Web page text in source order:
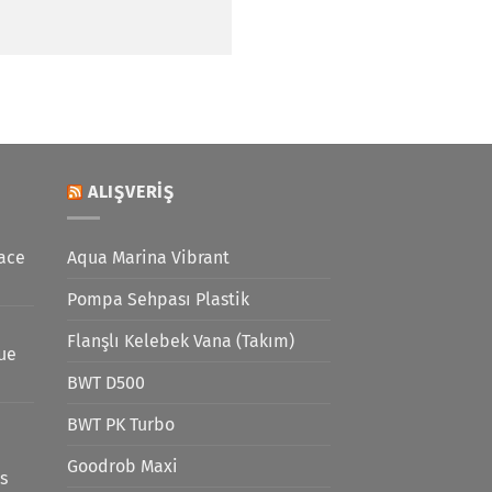
ALIŞVERIŞ
Aqua Marina Vibrant
Pompa Sehpası Plastik
Flanşlı Kelebek Vana (Takım)
BWT D500
BWT PK Turbo
Goodrob Maxi